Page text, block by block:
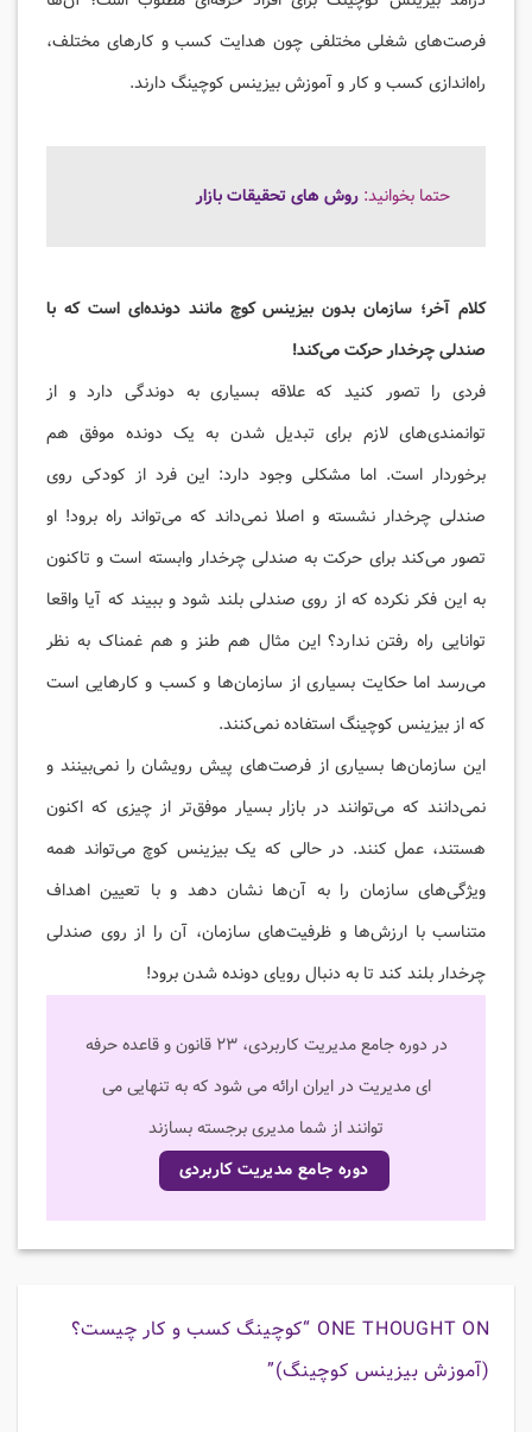
فرصت‌های شغلی مختلفی چون هدایت کسب و کارهای مختلف،
راه‌اندازی کسب و کار و آموزش بیزینس کوچینگ دارند.
حتما بخوانید: روش های تحقیقات بازار
کلام آخر؛ سازمان بدون بیزینس کوچ مانند دونده‌ای است که با
صندلی چرخدار حرکت می‌کند!
فردی را تصور کنید که علاقه بسیاری به دوندگی دارد و از
توانمندی‌های لازم برای تبدیل شدن به یک دونده موفق هم
برخوردار است. اما مشکلی وجود دارد: این فرد از کودکی روی
صندلی چرخدار نشسته و اصلا نمی‌داند که می‌تواند راه برود! او
تصور می‌کند برای حرکت به صندلی چرخدار وابسته است و تاکنون
به این فکر نکرده که از روی صندلی بلند شود و ببیند که آیا واقعا
توانایی راه رفتن ندارد؟ این مثال هم طنز و هم غمناک به نظر
می‌رسد اما حکایت بسیاری از سازمان‌ها و کسب و کارهایی است
که از بیزینس کوچینگ استفاده نمی‌کنند.
این سازمان‌ها بسیاری از فرصت‌های پیش رویشان را نمی‌بینند و
نمی‌دانند که می‌توانند در بازار بسیار موفق‌تر از چیزی که اکنون
هستند، عمل کنند. در حالی که یک بیزینس کوچ می‌تواند همه
ویژگی‌های سازمان را به آن‌ها نشان دهد و با تعیین اهداف
متناسب با ارزش‌ها و ظرفیت‌های سازمان، آن را از روی صندلی
چرخدار بلند کند تا به دنبال رویای دونده شدن برود!
در دوره جامع مدیریت کاربردی، ۲۳ قانون و قاعده حرفه
ای مدیریت در ایران ارائه می شود که به تنهایی می
توانند از شما مدیری برجسته بسازند
دوره جامع مدیریت کاربردی
ONE THOUGHT ON “ کوچینگ کسب و کار چیست؟
(آموزش بیزینس کوچینگ)”